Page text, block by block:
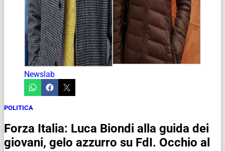
Newslab
POLITICA
Forza Italia: Luca Biondi alla guida dei
giovani, gelo azzurro su FdI. Occhio al